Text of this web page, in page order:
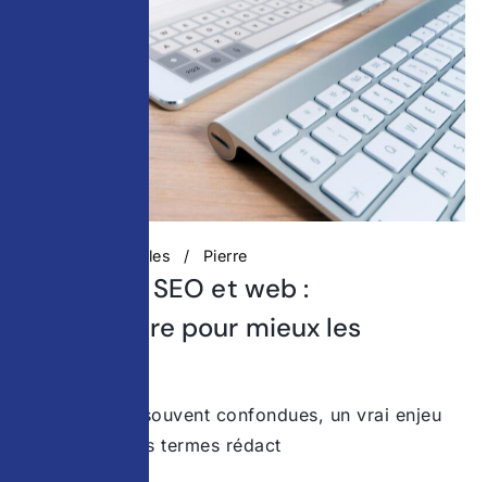
Actualités digitales Pierre
Rédaction SEO et web :
comprendre pour mieux les
Deux notions souvent confondues, un vrai enjeu
stratégique Les termes rédact